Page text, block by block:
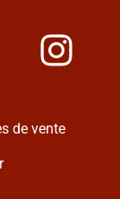
de vente